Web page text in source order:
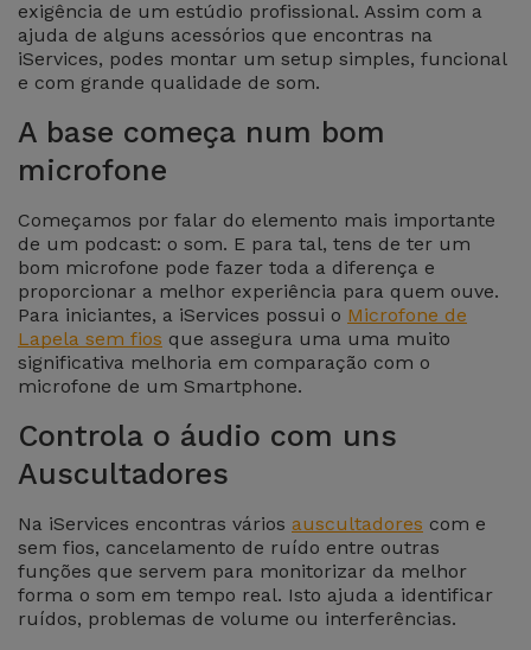
Samsung
Huawei
Oppo
OnePlus
Google
Dyson
Outras
Marcas
Apple Watch
Recondicionados
Recondicionados
Recondicionados
Consolas
Recondicionadas
Ver
Adaptadores
Capas e
Películas
Carregadores
Auriculares
e Colunas
e Braceletes
para
Telemóvel
Gadgets
exigência de um estúdio profissional. Assim com a
ajuda de alguns acessórios que encontras na
iServices, podes montar um setup simples, funcional
e com grande qualidade de som.
A base começa num bom
microfone
Começamos por falar do elemento mais importante
de um podcast: o som. E para tal, tens de ter um
bom microfone pode fazer toda a diferença e
proporcionar a melhor experiência para quem ouve.
Para iniciantes, a iServices possui o Microfone de
Lapela sem fios que assegura uma uma muito
significativa melhoria em comparação com o
microfone de um Smartphone.
Controla o áudio com uns
Auscultadores
Na iServices encontras vários auscultadores com e
sem fios, cancelamento de ruído entre outras
funções que servem para monitorizar da melhor
forma o som em tempo real. Isto ajuda a identificar
ruídos, problemas de volume ou interferências.